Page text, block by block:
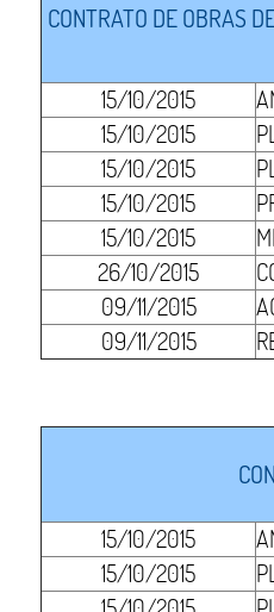
CONTRATO DE OBRAS
15/10/2015
15/10/2015
15/10/2015
15/10/2015
15/10/2015
26/10/2015
09/11/2015
09/11/2015
15/10/2015
15/10/2015